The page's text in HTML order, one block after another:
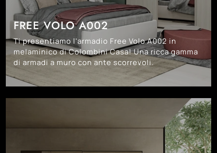
FREE VOLO A002
Ti presentiamo l'armadio Free Volo A002 in
melaminico di Colombini Casa! Una ricca gamma
di armadi a muro con ante scorrevoli.